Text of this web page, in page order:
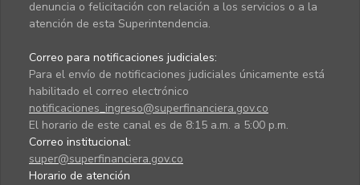
denuncia o felicitación con relación a los servicios o a la
atención de esta Superintendencia.
Correo para notificaciones judiciales:
Para el envío de notificaciones judiciales únicamente está
habilitado el correo electrónico
notificaciones_ingreso@superfinanciera.gov.co
El horario de este canal es de 8:15 a.m. a 5:00 p.m.
Correo institucional:
super@superfinanciera.gov.co
Horario de atención